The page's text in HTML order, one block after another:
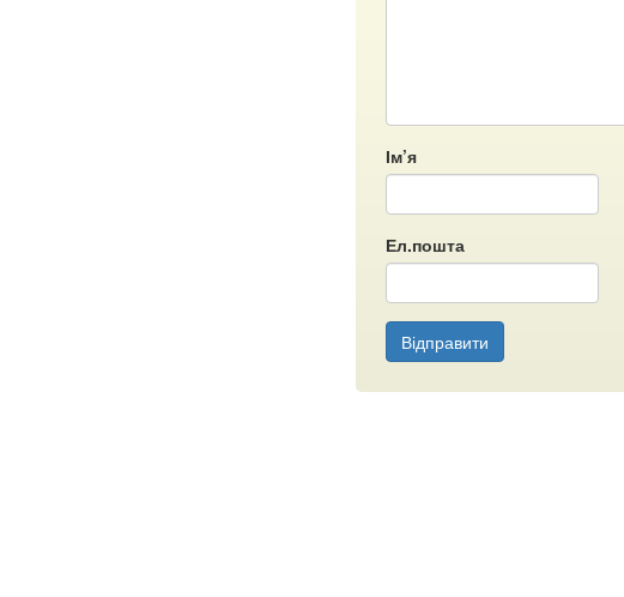
Ім’я
Ел.пошта
Відправити